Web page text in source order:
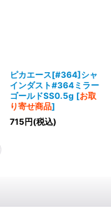
ピカエース[#364]シャ
インダスト#364ミラー
ゴールドSS0.5g [お取
り寄せ商品]
715円(税込)